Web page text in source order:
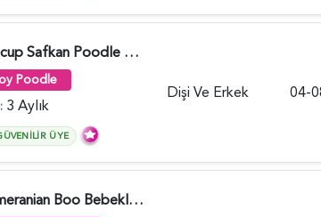
Teacup Safkan Poodle Yavrularımız - 5971
Poodle
3 Aylık
ÜYE
Dişi Ve Erkek 04-
Pomeranian Boo Bebekler 2 Aylıklar - 6021